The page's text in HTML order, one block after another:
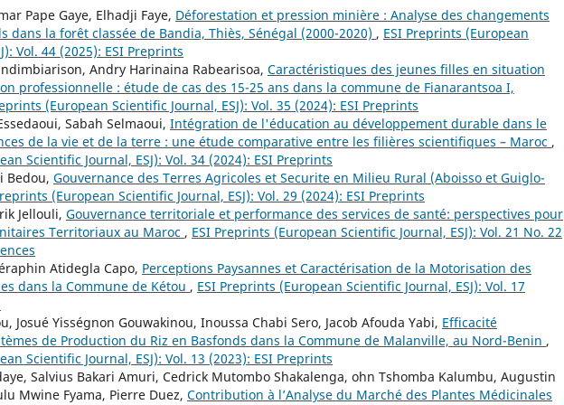
Pape Gaye, Elhadji Faye, Déforestation et pression minière : Analyse des changements
dans la forêt classée de Bandia, Thiès, Sénégal (2000-2020) , ESI Preprints (European
Vol. 44 (2025): ESI Preprints
Andry Harinaina Rabearisoa, Caractéristiques des jeunes filles en situation
professionnelle : étude de cas des 15-25 ans dans la commune de Fianarantsoa I,
(European Scientific Journal, ESJ): Vol. 35 (2024): ESI Preprints
Sabah Selmaoui, Intégration de l'éducation au développement durable dans le
de la vie et de la terre : une étude comparative entre les filières scientifiques – Maroc ,
Scientific Journal, ESJ): Vol. 34 (2024): ESI Preprints
Bedou, Gouvernance des Terres Agricoles et Securite en Milieu Rural (Aboisso et Guiglo-
(European Scientific Journal, ESJ): Vol. 29 (2024): ESI Preprints
Jellouli, Gouvernance territoriale et performance des services de santé: perspectives pour
Territoriaux au Maroc , ESI Preprints (European Scientific Journal, ESJ): Vol. 21 No. 22
Atidegla Capo, Perceptions Paysannes et Caractérisation de la Motorisation des
dans la Commune de Kétou , ESI Preprints (European Scientific Journal, ESJ): Vol. 17
Josué Yisségnon Gouwakinou, Inoussa Chabi Sero, Jacob Afouda Yabi, Efficacité
de Production du Riz en Basfonds dans la Commune de Malanville, au Nord-Benin ,
Scientific Journal, ESJ): Vol. 13 (2023): ESI Preprints
Salvius Bakari Amuri, Cedrick Mutombo Shakalenga, ohn Tshomba Kalumbu, Augustin
Mwine Fyama, Pierre Duez, Contribution à l’Analyse du Marché des Plantes Médicinales